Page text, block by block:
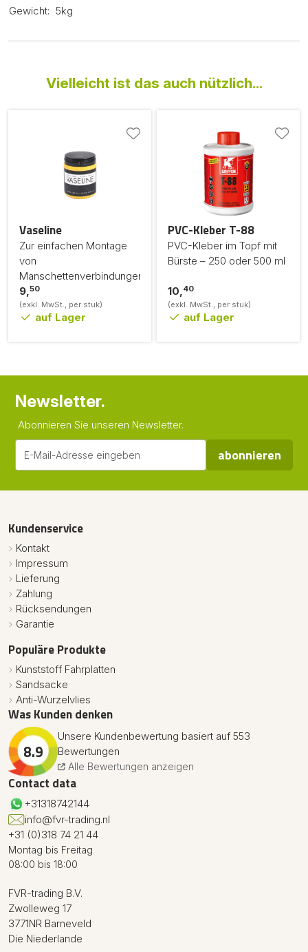
Gewicht: 5kg
Vielleicht ist das auch nützlich...
Vaseline
Zur einfachen Montage
von
Manschettenverbindungen.
9, 50
(exkl. MwSt., per stuk)
auf Lager
PVC-Kleber T-88
PVC-Kleber im Topf mit
Bürste – 250 oder 500 ml
10, 40
(exkl. MwSt., per stuk)
auf Lager
Newsletter.
Abonnieren Sie unseren Newsletter.
abonnieren
Kundenservice
Kontakt
Impressum
Lieferung
Zahlung
Rücksendungen
Garantie
Populäre Produkte
Kunststoff Fahrplatten
Sandsacke
Anti-Wurzelvlies
Was Kunden denken
8.9
Unsere Kundenbewertung basiert auf 553
Bewertungen
Alle Bewertungen anzeigen
Contact data
+31318742144
info@fvr-trading.nl
+31 (0)318 74 21 44
Montag bis Freitag
08:00 bis 18:00
FVR-trading B.V.
Zwolleweg 17
3771NR Barneveld
Die Niederlande